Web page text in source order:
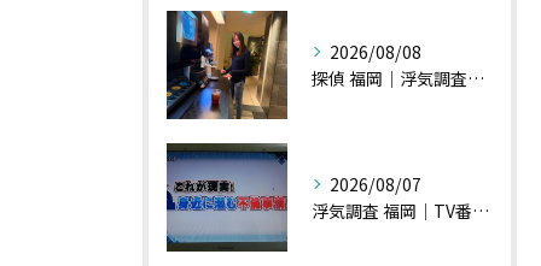
2026/08/08
探偵 福岡｜浮気調査、諸状況、そして雑談へ
2026/08/07
浮気調査 福岡｜TV番組15分間の特集の時のお話①